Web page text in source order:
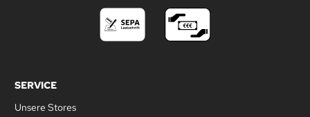
SERVICE
Unsere Stores